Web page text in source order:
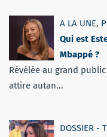
A LA UNE,
Qui est
Mbappé ?
Révélée au grand
attire autan...
DOSSIER -